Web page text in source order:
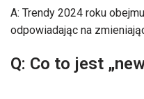
A: Trendy 2024 roku
odpowiadając na
Q: Co to jest